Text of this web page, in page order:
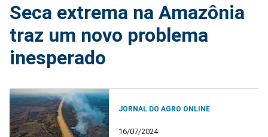
Seca extrema na Amazônia
traz um novo problema
inesperado
JORNAL DO AGRO ONLINE
16/07/2024